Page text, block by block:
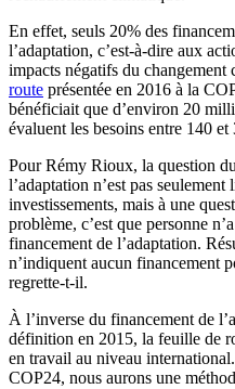
En effet, seuls 20% des
l’adaptation, c’est-à-dire aux
impacts négatifs du changement
route présentée en 2016 à la
bénéficiait que d’environ 20
évaluent les besoins entre 140
Pour Rémy Rioux, la question
l’adaptation n’est pas seulement
investissements, mais à une
problème, c’est que personne
financement de l’adaptation.
n’indiquent aucun financement
regrette-t-il.
À l’inverse du financement de
définition en 2015, la feuille de
en travail au niveau
COP24, nous aurons une